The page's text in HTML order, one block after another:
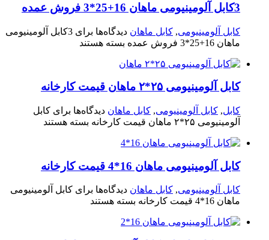
3کابل آلومینیومی ماهان 16+25*3 فروش عمده
کابل آلومینیومی, کابل ماهان دیدگاه‌ها
برای 3کابل آلومینیومی
ماهان 16+25*3 فروش عمده
بسته هستند
کابل آلومینیومی ۲۵*۲ ماهان قیمت کارخانه
کابل, کابل آلومینیومی, کابل ماهان دیدگاه‌ها برای کابل
آلومینیومی ۲۵*۲ ماهان قیمت کارخانه
بسته هستند
کابل آلومینیومی ماهان 16*4 قیمت کارخانه
کابل آلومینیومی, کابل ماهان دیدگاه‌ها برای کابل آلومینیومی
ماهان 16*4 قیمت کارخانه
بسته هستند